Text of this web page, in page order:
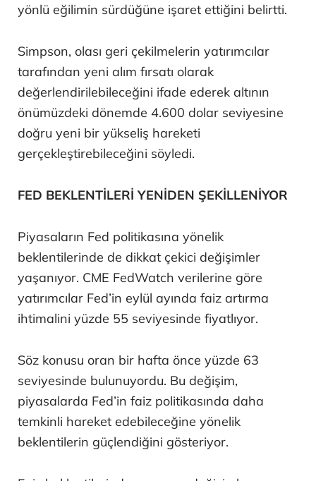
yönlü eğilimin sürdüğüne işaret ettiğini belirtti.
Simpson, olası geri çekilmelerin yatırımcılar
tarafından yeni alım fırsatı olarak
değerlendirilebileceğini ifade ederek altının
önümüzdeki dönemde 4.600 dolar seviyesine
doğru yeni bir yükseliş hareketi
gerçekleştirebileceğini söyledi.
FED BEKLENTİLERİ YENİDEN ŞEKİLLENİYOR
Piyasaların Fed politikasına yönelik
beklentilerinde de dikkat çekici değişimler
yaşanıyor. CME FedWatch verilerine göre
yatırımcılar Fed’in eylül ayında faiz artırma
ihtimalini yüzde 55 seviyesinde fiyatlıyor.
Söz konusu oran bir hafta önce yüzde 63
seviyesinde bulunuyordu. Bu değişim,
piyasalarda Fed’in faiz politikasında daha
temkinli hareket edebileceğine yönelik
beklentilerin güçlendiğini gösteriyor.